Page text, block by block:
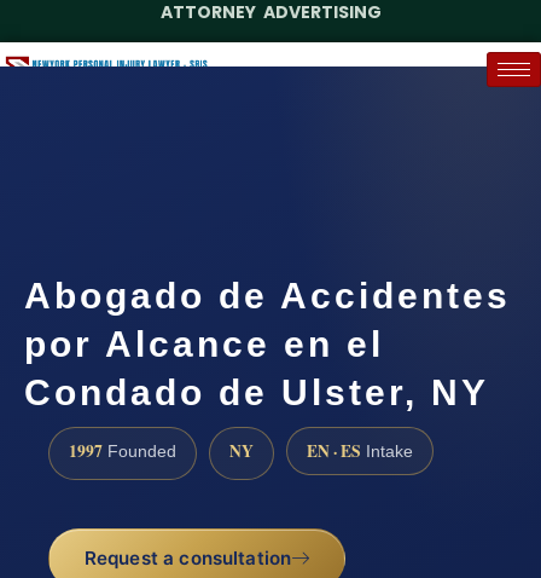
ATTORNEY ADVERTISING
Abogado de Accidentes
por Alcance en el
Condado de Ulster, NY
1997 Founded NY EN · ES Intake
Request a consultation